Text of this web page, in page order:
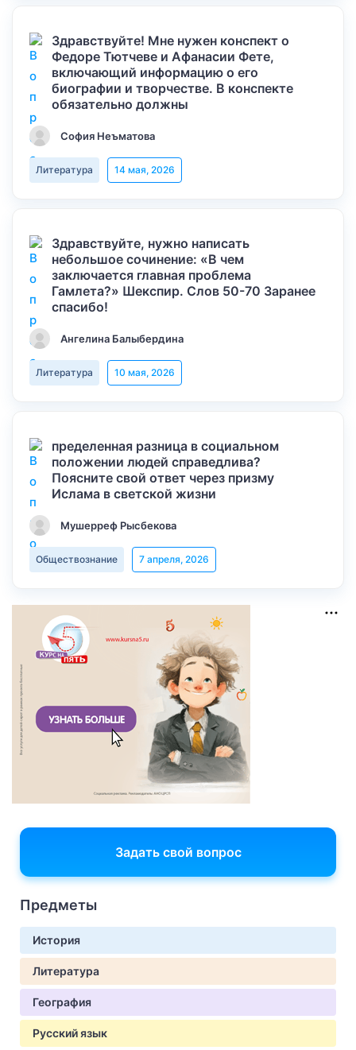
Здравствуйте! Мне нужен конспект о
Федоре Тютчеве и Афанасии Фете,
включающий информацию о его
биографии и творчестве. В конспекте
обязательно должны
София Неъматова
Литература 14 мая, 2026
Здравствуйте, нужно написать
небольшое сочинение: «В чем
заключается главная проблема
Гамлета?» Шекспир. Слов 50-70 Заранее
спасибо!
Ангелина Балыбердина
Литература 10 мая, 2026
пределенная разница в социальном
положении людей справедлива?
Поясните свой ответ через призму
Ислама в светской жизни
Мушерреф Рысбекова
Обществознание 7 апреля, 2026
Задать свой вопрос
Предметы
История
Литература
География
Русский язык